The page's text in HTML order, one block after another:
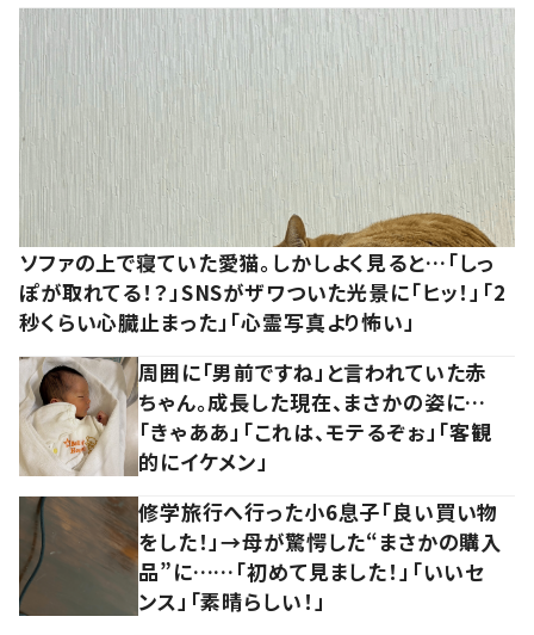
ソファの上で寝ていた愛猫。しかしよく見ると…「しっ
ぽが取れてる！？」SNSがザワついた光景に「ヒッ！」「2
秒くらい心臓止まった」「心霊写真より怖い」
周囲に「男前ですね」と言われていた赤
ちゃん。成長した現在、まさかの姿に…
「きゃああ」「これは、モテるぞぉ」「客観
的にイケメン」
修学旅行へ行った小6息子「良い買い物
をした！」→母が驚愕した“まさかの購入
品”に……「初めて見ました！」「いいセ
ンス」「素晴らしい！」